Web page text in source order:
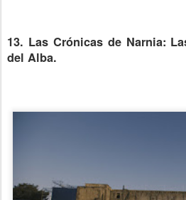
13. Las Crónicas de Narnia:
del Alba.